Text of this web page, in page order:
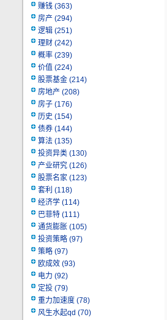
赚钱 (363)
房产 (294)
逻辑 (251)
理财 (242)
概率 (239)
价值 (224)
股票基金 (214)
房地产 (208)
房子 (176)
历史 (154)
债券 (144)
算法 (135)
投资异类 (130)
产业研究 (126)
股票名家 (123)
套利 (118)
经济学 (114)
巴菲特 (111)
通货膨胀 (105)
投资策略 (97)
策略 (97)
欧成效 (93)
电力 (92)
定投 (79)
重力加速度 (78)
风生水起qd (70)